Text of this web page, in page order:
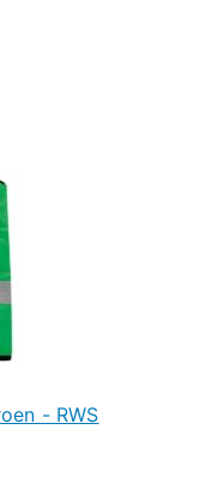
- RWS